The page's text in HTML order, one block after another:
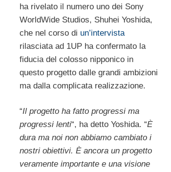
ha rivelato il numero uno dei Sony
WorldWide Studios, Shuhei Yoshida,
che nel corso di un’intervista
rilasciata ad 1UP ha confermato la
fiducia del colosso nipponico in
questo progetto dalle grandi ambizioni
ma dalla complicata realizzazione.
“Il progetto ha fatto progressi ma
progressi lenti“, ha detto Yoshida. “È
dura ma noi non abbiamo cambiato i
nostri obiettivi. È ancora un progetto
veramente importante e una visione